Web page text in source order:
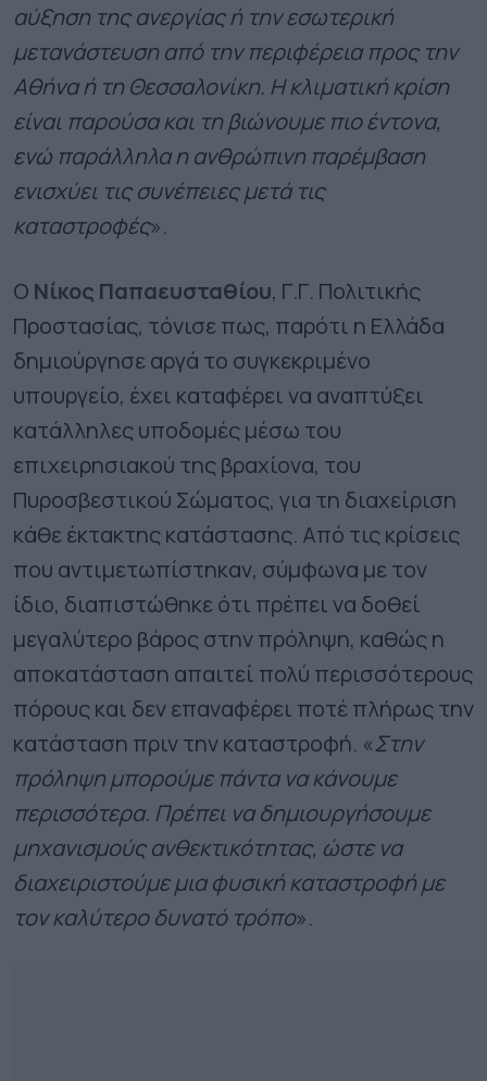
αύξηση της ανεργίας ή την εσωτερική
μετανάστευση από την περιφέρεια προς την
Αθήνα ή τη Θεσσαλονίκη. Η κλιματική κρίση
είναι παρούσα και τη βιώνουμε πιο έντονα,
ενώ παράλληλα η ανθρώπινη παρέμβαση
ενισχύει τις συνέπειες μετά τις
καταστροφές».
Ο Νίκος Παπαευσταθίου, Γ.Γ. Πολιτικής
Προστασίας, τόνισε πως, παρότι η Ελλάδα
δημιούργησε αργά το συγκεκριμένο
υπουργείο, έχει καταφέρει να αναπτύξει
κατάλληλες υποδομές μέσω του
επιχειρησιακού της βραχίονα, του
Πυροσβεστικού Σώματος, για τη διαχείριση
κάθε έκτακτης κατάστασης. Από τις κρίσεις
που αντιμετωπίστηκαν, σύμφωνα με τον
ίδιο, διαπιστώθηκε ότι πρέπει να δοθεί
μεγαλύτερο βάρος στην πρόληψη, καθώς η
αποκατάσταση απαιτεί πολύ περισσότερους
πόρους και δεν επαναφέρει ποτέ πλήρως την
κατάσταση πριν την καταστροφή. «Στην
πρόληψη μπορούμε πάντα να κάνουμε
περισσότερα. Πρέπει να δημιουργήσουμε
μηχανισμούς ανθεκτικότητας, ώστε να
διαχειριστούμε μια φυσική καταστροφή με
τον καλύτερο δυνατό τρόπο».